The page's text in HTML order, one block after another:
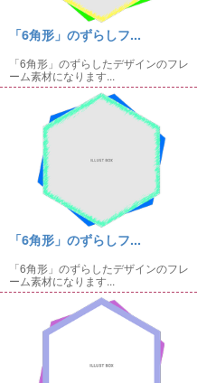
「6角形」のずらしフ...
「6角形」のずらしたデザインのフレ
ーム素材になります...
「6角形」のずらしフ...
「6角形」のずらしたデザインのフレ
ーム素材になります...